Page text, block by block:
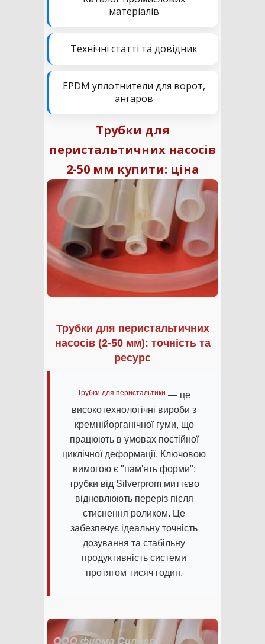
матеріалів
Технічні статті та довідник
EPDM уплотнители для ворот,
ангаров
Трубки для
перистальтичних насосів
2-50 мм купити: ціна
Трубки для перистальтичних
насосів (2-50 мм): точність та
ресурс
Трубки для перистальтики — це
високотехнологічні вироби з
кремнійорганічної гуми, що
працюють в умовах постійної
циклічної деформації. Ключовою
вимогою є "пам'ять форми":
трубки від Silverprom миттєво
відновлюють переріз після
стиснення роликом. Це
забезпечує ідеальну точність
дозування та стабільну
продуктивність системи
протягом тисяч годин.